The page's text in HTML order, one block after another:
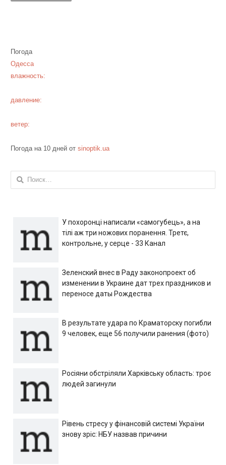
Погода
Одесса
влажность:
давление:
ветер:
Погода на 10 дней от sinoptik.ua
Найти:
У похоронці написали «самогубець», а на
тілі аж три ножових поранення. Третє,
контрольне, у серце - 33 Канал
Зеленский внес в Раду законопроект об
изменении в Украине дат трех праздников и
переносе даты Рождества
В результате удара по Краматорску погибли
9 человек, еще 56 получили ранения (фото)
Росіяни обстріляли Харківську область: троє
людей загинули
Рівень стресу у фінансовій системі України
знову зріс: НБУ назвав причини